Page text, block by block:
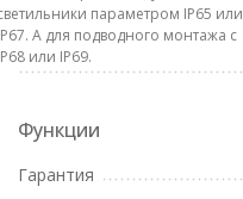
параметром IP65 или
А для подводного монтажа с
или IP69.
Функции
Гарантия